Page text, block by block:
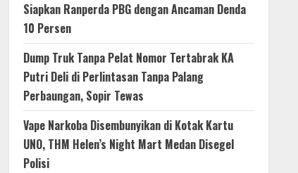
Siapkan Ranperda PBG dengan Ancaman Denda
10 Persen
Dump Truk Tanpa Pelat Nomor Tertabrak KA
Putri Deli di Perlintasan Tanpa Palang
Perbaungan, Sopir Tewas
Vape Narkoba Disembunyikan di Kotak Kartu
UNO, THM Helen’s Night Mart Medan Disegel
Polisi